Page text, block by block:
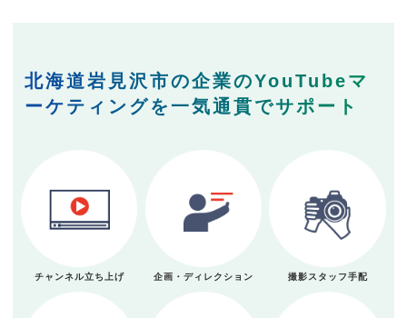
北海道岩見沢市の企業のYouTubeマ
ーケティングを一気通貫でサポート
チャンネル立ち上げ 企画・ディレクション 撮影スタッフ手配